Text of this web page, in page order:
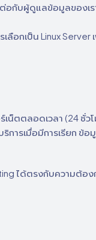
อกับผู้ดูแลข้อมูลของเร
ลือกเป็น Linux
น็ตตลอดเวลา (24 ชั่ว
การเมื่อมีการเรียก
ได้ตรงกับความต้อ